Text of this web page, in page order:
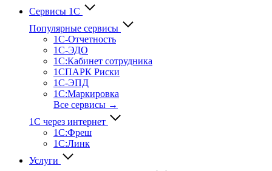
Сервисы 1С
Популярные сервисы
1С-Отчет­ность
1С-ЭДО
1С:Кабинет сотрудника
1СПАРК Риски
1С-ЭПД
1С:Маркировка
Все сервисы →
1С через интернет
1С:Фреш
1С:Линк
Услуги